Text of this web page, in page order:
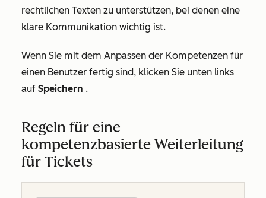
rechtlichen Texten zu unterstützen, bei denen eine
klare Kommunikation wichtig ist.
Wenn Sie mit dem Anpassen der Kompetenzen für
einen Benutzer fertig sind, klicken Sie unten links
auf Speichern .
Regeln für eine
kompetenzbasierte Weiterleitung
für Tickets